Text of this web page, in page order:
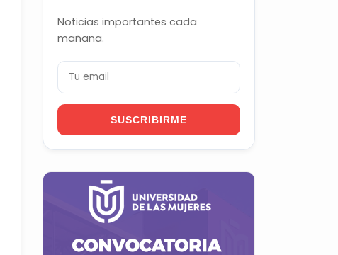
Noticias importantes cada
mañana.
SUSCRIBIRME